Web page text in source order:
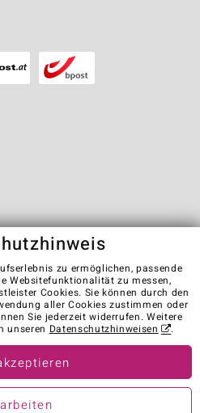
Cookies
Impressum
Vertrag widerrufen
in other countries:
Tochterunternehmen der elumeo
zu ermöglichen, passende
Websitefunktionalität zu messen,
Cookies. Sie können durch den
aller Cookies zustimmen oder
Sie jederzeit widerrufen. Weitere
unseren Datenschutzhinweisen .